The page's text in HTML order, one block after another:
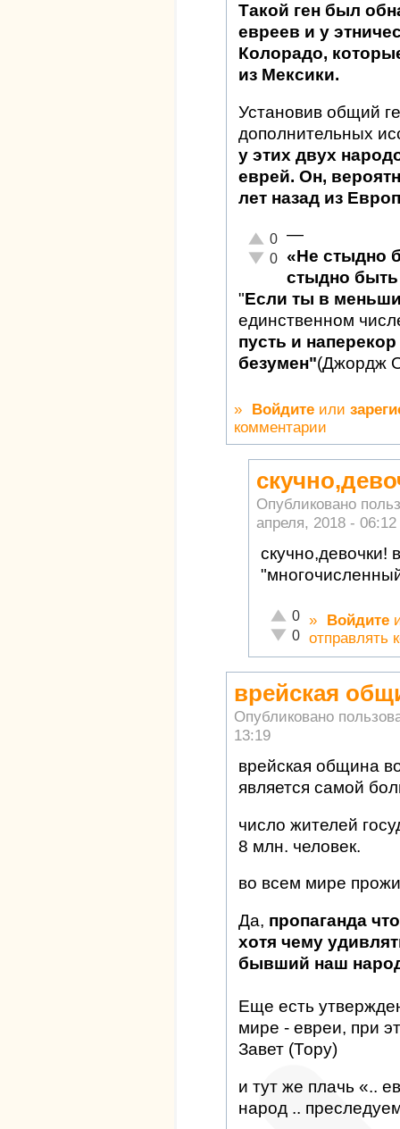
Такой ген был
евреев и у
Колорадо,
из Мексики.
Установив общий
дополнительных
у этих двух
еврей. Он,
лет назад из
Отлично!
0
Неадекватно!
0
—
«Не стыдно
стыдно быть
"Если ты в
единственном
пусть и
безумен"(Джордж
» Войдите или
комментарии
Опубликовано
апреля, 2018 - 06:12
скучно,девочки!
Отлично!
0
Неадекватно!
0
» Войдите
отправлять
врейская
Опубликовано
13:19
врейская община
является самой
число жителей
8 млн. человек.
во всем мире
Да, пропаганда
хотя чему
бывший наш
Еще есть
мире - евреи, при
Завет (Тору)
и тут же плачь «..
народ ..